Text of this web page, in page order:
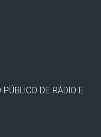
DE RÁDIO E